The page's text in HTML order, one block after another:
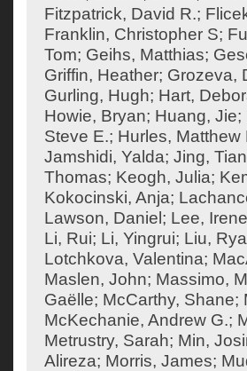
Fitzpatrick, David R.;
Franklin, Christopher S;
Tom; Geihs, Matthias;
Griffin, Heather; Grozeva,
Gurling, Hugh; Hart,
Howie, Bryan; Huang, Jie;
Steve E.; Hurles, Matthew
Jamshidi, Yalda; Jing, Tian
Thomas; Keogh, Julia;
Kokocinski, Anja;
Lawson, Daniel ; Lee, Irene
Li, Rui; Li, Yingrui; Liu,
Lotchkova, Valentina;
Maslen, John; Massimo,
Gaëlle; McCarthy, Shane;
McKechanie, Andrew G.;
Metrustry, Sarah; Min,
Alireza; Morris, James;